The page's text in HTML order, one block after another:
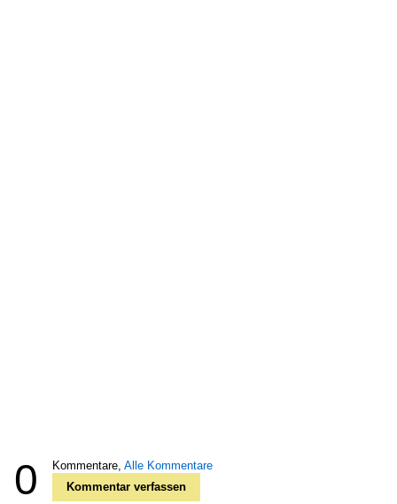
0 Kommentare, Alle Kommentare
Kommentar verfassen